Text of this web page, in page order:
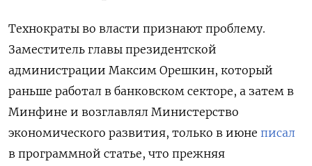
Технократы во власти признают проблему.
Заместитель главы президентской
администрации Максим Орешкин, который
раньше работал в банковском секторе, а затем в
Минфине и возглавлял Министерство
экономического развития, только в июне писал
в программной статье, что прежняя